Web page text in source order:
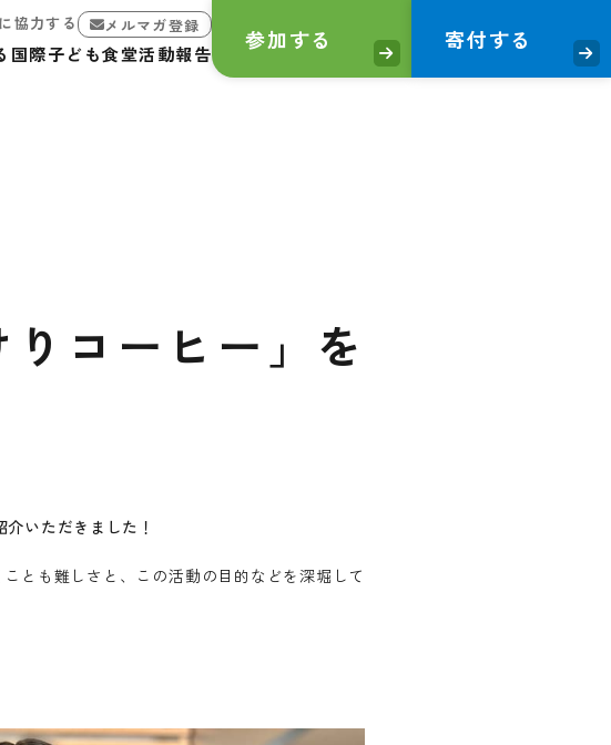
協力する メルマガ登録
国際子ども食堂活動報告
参加する 寄付する
コーヒー」を
いただきました！
とも難しさと、この活動の目的などを深堀して